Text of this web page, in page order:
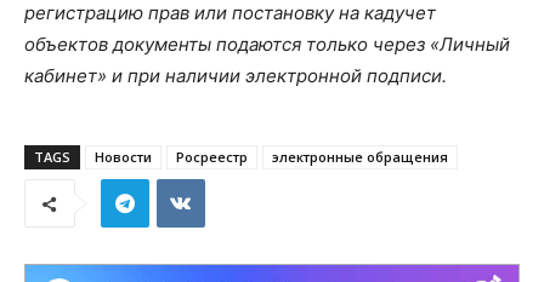
регистрацию прав или постановку на кадучет
объектов документы подаются только через «Личный
кабинет» и при наличии электронной подписи.
TAGS Новости Росреестр электронные обращения